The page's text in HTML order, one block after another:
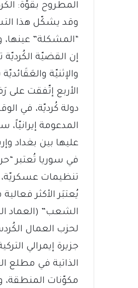
المطروح بقوّة:
وقد يشكّل هذا
“المشكلة” عينها،
إن القضيّة
والإثنيّة
الأربع إتّفقت على
دولة كُرديّة، في
المدعومة
عليها بين بغداد
في سوريا تُعتبر
تنظيمات عسكريّة،
يُعتبَر الأكثر
الشعب” (العماد
لحزب العمال
مكوّنات المنطقة،